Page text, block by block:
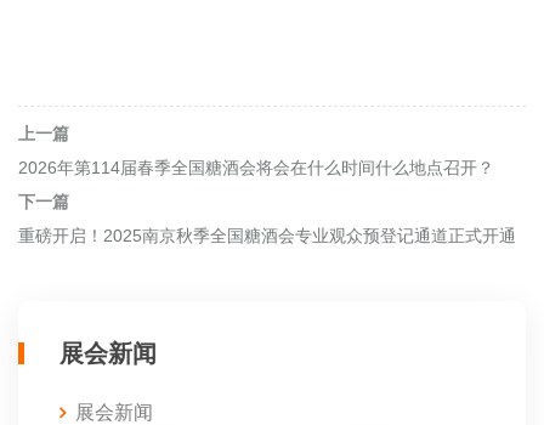
上一篇
2026年第114届春季全国糖酒会将会在什么时间什么地点召开？
下一篇
重磅开启！2025南京秋季全国糖酒会专业观众预登记通道正式开通
展会新闻
展会新闻